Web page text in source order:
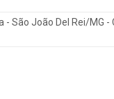
São João Del Rei/MG -